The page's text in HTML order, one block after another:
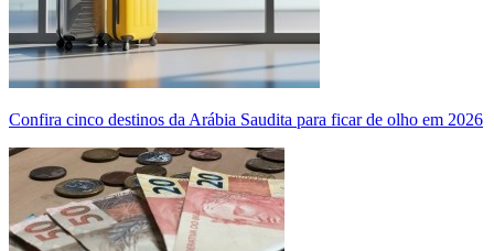
Confira cinco destinos da Arábia Saudita para ficar de olho em 2026